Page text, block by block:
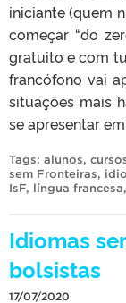
iniciante (quem
começar “do
gratuito e com
francófono vai
situações mais
se apresentar
Tags: alunos,
sem Fronteiras,
IsF, língua francesa,
Idiomas
bolsistas
17/07/2020